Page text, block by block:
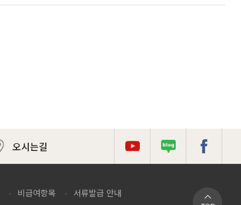
오시는길
비급여항목 서류발급 안내